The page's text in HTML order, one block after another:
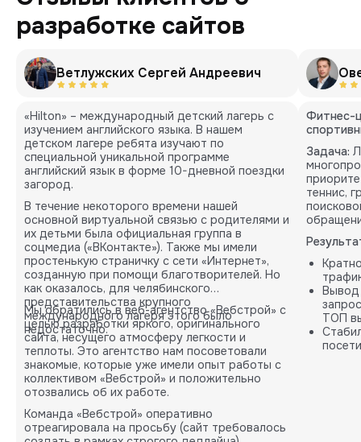
разработке сайтов
Ветлужских Сергей Андреевич
«Hilton» – международный детский лагерь с
изучением английского языка. В нашем
детском лагере ребята изучают по
специальной уникальной программе
английский язык в форме 10-дневной поездки
загород.
В течение некоторого времени нашей
основной виртуальной связью с родителями и
их детьми была официальная группа в
соцмедиа («ВКонтакте»). Также мы имели
простенькую страничку с сети «Интернет»,
созданную при помощи благотворителей. Но
как оказалось, для челябинского
представительства крупного
международного лагеря этого было
недостаточно.
Мы обратились в веб-агентство «Вебстрой» с
целью разработки яркого, оригинального
сайта, несущего атмосферу легкости и
теплоты. Это агентство нам посоветовали
знакомые, которые уже имели опыт работы с
коллективом «Вебстрой» и положительно
отозвались об их работе.
Команда «Вебстрой» оперативно
отреагировала на просьбу (сайт требовалось
Фитнес-
Задача:
теннис,
ТОП